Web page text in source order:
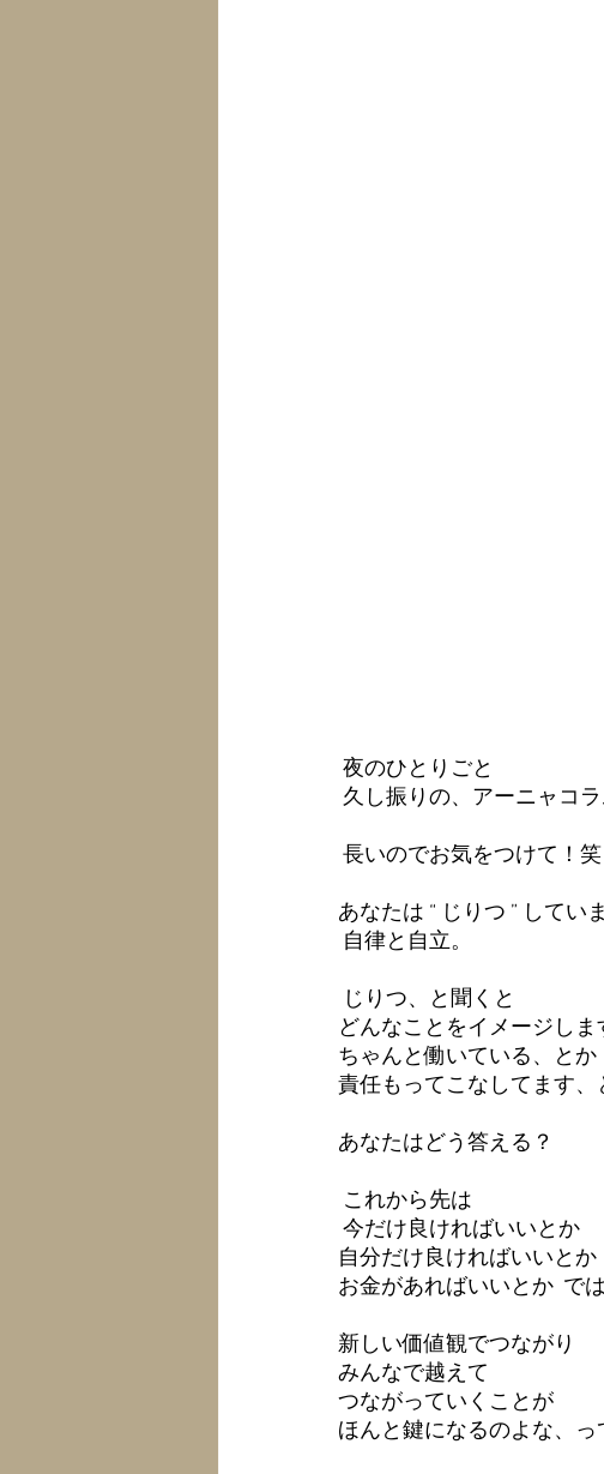
夜のひとりごと
久し振りの、アーニャコラ
長いのでお気をつけて！笑
あなたは “ じりつ ” してい
自律と自立。
じりつ、と聞くと
どんなことをイメージしま
ちゃんと働いている、とか
責任もってこなしてます
あなたはどう答える？
これから先は
今だけ良ければいいとか
自分だけ良ければいいとか
お金があればいいとか  で
新しい価値観でつながり
みんなで越えて
つながっていくことが
ほんと鍵になるのよな、っ